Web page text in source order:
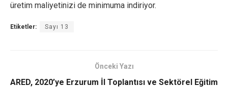
üretim maliyetinizi de minimuma indiriyor.
Etiketler: Sayı 13
Önceki Yazı
ARED, 2020’ye Erzurum İl Toplantısı ve Sektörel Eğitim